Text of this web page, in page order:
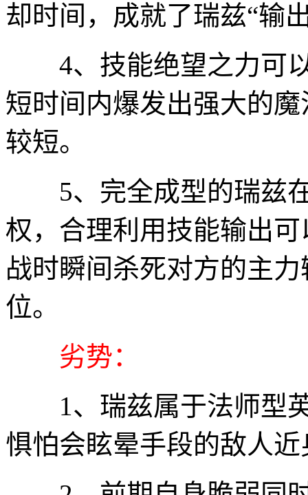
却时间，成就了瑞兹“输
4、技能绝望之力可以
短时间内爆发出强大的
较短。
5、完全成型的瑞兹在
权，合理利用技能输出
战时瞬间杀死对方的主
位。
劣势：
1、瑞兹属于法师型英
惧怕会眩晕手段的敌人